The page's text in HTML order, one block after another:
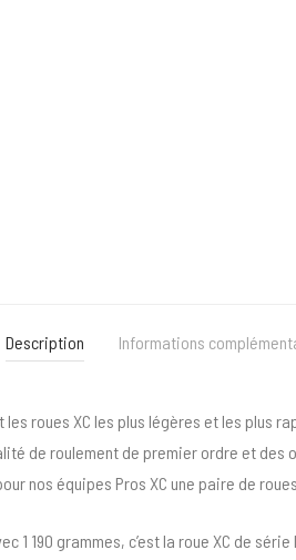
Description Informations
les roues XC les plus légères et les plus
de roulement de premier ordre et
nos équipes Pros XC une paire de
1 190 grammes, c’est la roue XC de